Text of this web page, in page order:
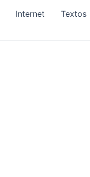
Internet
Textos